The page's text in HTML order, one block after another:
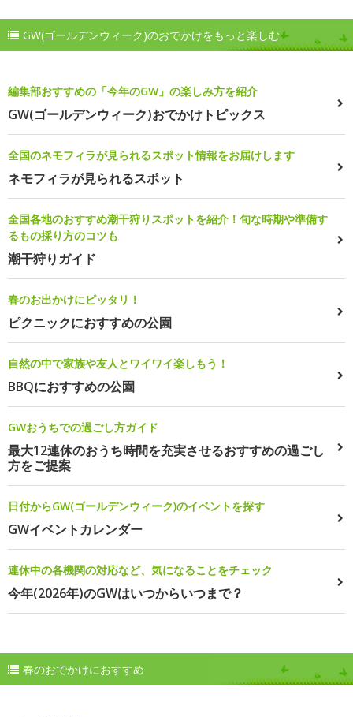
GW(ゴールデンウィーク)のおでかけをもっと楽しむ
編集部おすすめの「今年のGW」の楽しみ方を紹介
GW(ゴールデンウィーク)おでかけトピックス
全国のネモフィラが見られるスポット情報をお届けします
ネモフィラが見られるスポット
全国各地のおすすめ潮干狩りスポットを紹介！旬な時期や準備す
るもの採り方のコツも
潮干狩りガイド
春のお出かけにピッタリ！
ピクニックにおすすめの公園
自然の中で家族や友人とワイワイ楽しもう！
BBQにおすすめの公園
GWおうちでの過ごし方ガイド
最大12連休のおうち時間を充実させるおすすめの過ごし
方をご提案
日付からGW(ゴールデンウィーク)のイベントを探す
GWイベントカレンダー
連休中の各機関の対応など、気になることをチェック
今年(2026年)のGWはいつからいつまで？
春のおでかけにおすすめ